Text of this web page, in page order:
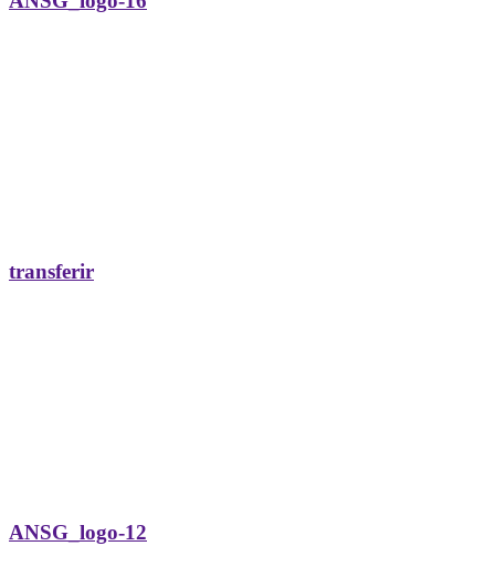
transferir
ANSG_logo-12